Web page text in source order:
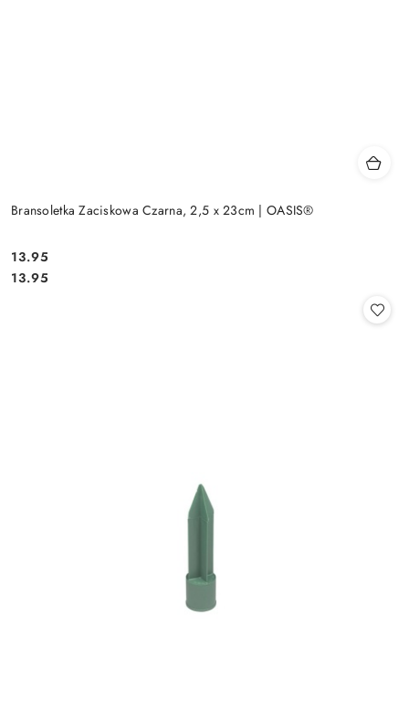
Bransoletka Zaciskowa Czarna, 2,5 x 23cm | OASIS®
Cena:
13.95
Cena:
13.95